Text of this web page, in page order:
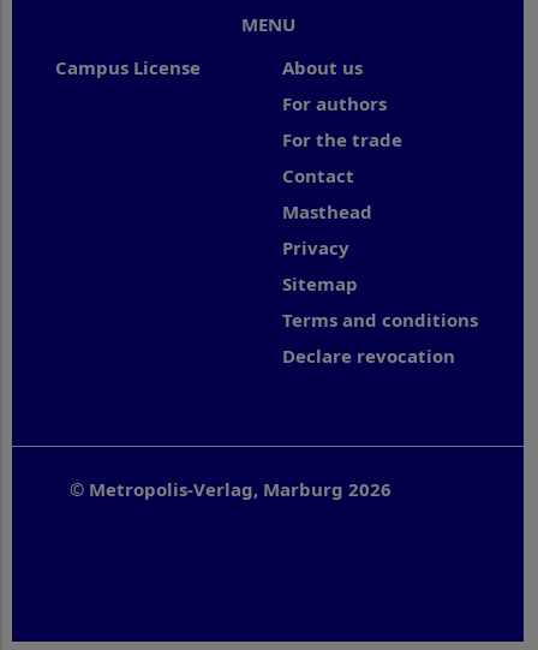
MENU
Campus License
About us
For authors
For the trade
Contact
Masthead
Privacy
Sitemap
Terms and conditions
Declare revocation
© Metropolis-Verlag, Marburg 2026